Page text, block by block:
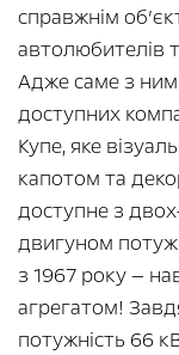
справжнім
автолюбителів
Адже саме з
доступних
Купе, яке
капотом та
доступне з
двигуном
з 1967 року —
агрегатом!
потужність 66